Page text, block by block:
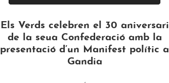
Els Verds celebren el 30 aniversari
de la seua Confederació amb la
presentació d’un Manifest polític a
Gandia